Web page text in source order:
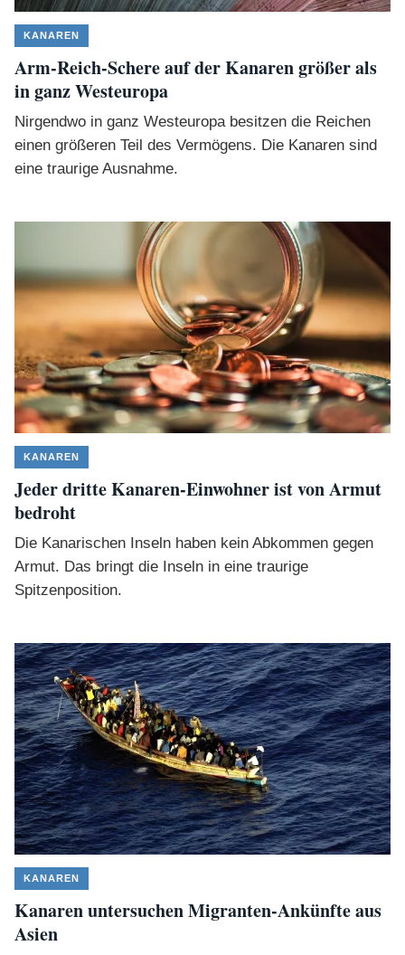
KANAREN
Arm-Reich-Schere auf der Kanaren größer als
in ganz Westeuropa
Nirgendwo in ganz Westeuropa besitzen die Reichen
einen größeren Teil des Vermögens. Die Kanaren sind
eine traurige Ausnahme.
KANAREN
Jeder dritte Kanaren-Einwohner ist von Armut
bedroht
Die Kanarischen Inseln haben kein Abkommen gegen
Armut. Das bringt die Inseln in eine traurige
Spitzenposition.
KANAREN
Kanaren untersuchen Migranten-Ankünfte aus
Asien